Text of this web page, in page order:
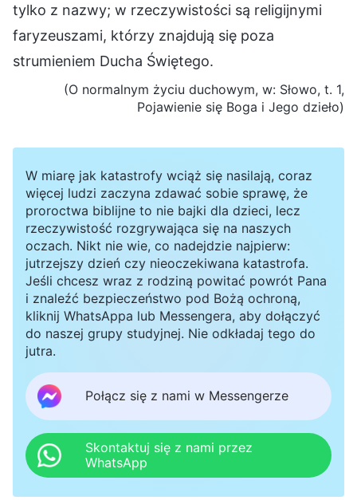
tylko z nazwy; w rzeczywistości są religijnymi
faryzeuszami, którzy znajdują się poza
strumieniem Ducha Świętego.
(O normalnym życiu duchowym, w: Słowo, t. 1,
Pojawienie się Boga i Jego dzieło)
W miarę jak katastrofy wciąż się nasilają, coraz
więcej ludzi zaczyna zdawać sobie sprawę, że
proroctwa biblijne to nie bajki dla dzieci, lecz
rzeczywistość rozgrywająca się na naszych
oczach. Nikt nie wie, co nadejdzie najpierw:
jutrzejszy dzień czy nieoczekiwana katastrofa.
Jeśli chcesz wraz z rodziną powitać powrót Pana
i znaleźć bezpieczeństwo pod Bożą ochroną,
kliknij WhatsAppa lub Messengera, aby dołączyć
do naszej grupy studyjnej. Nie odkładaj tego do
jutra.
Połącz się z nami w Messengerze
Skontaktuj się z nami przez
WhatsApp